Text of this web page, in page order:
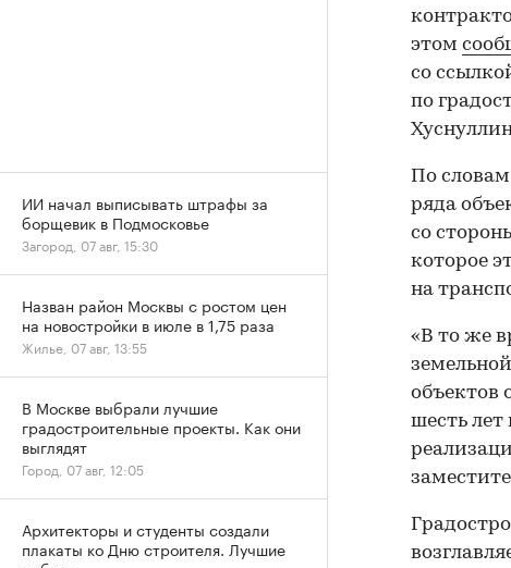
этом
со
по
По
ряда
со
которое
на
«В то же
объектов
шесть
ИИ начал выписывать штрафы за
борщевик в Подмосковье
Загород, 07 авг, 15:30
Назван район Москвы с ростом цен
на новостройки в июле в 1,75 раза
Жилье, 07 авг, 13:55
В Москве выбрали лучшие
градостроительные проекты. Как они
выглядят
Город, 07 авг, 12:05
Архитекторы и студенты создали
плакаты ко Дню строителя. Лучшие